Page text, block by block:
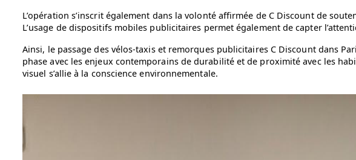
L’opération s’inscrit également dans la volonté affirmée de C Discount de
L’usage de dispositifs mobiles publicitaires permet également de capter
Ainsi, le passage des vélos-taxis et remorques publicitaires C Discount dans
phase avec les enjeux contemporains de durabilité et de proximité avec les
visuel s’allie à la conscience environnementale.